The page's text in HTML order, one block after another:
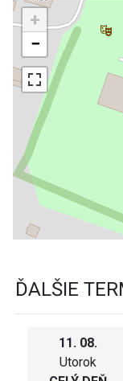
+
−
ĎALŠIE
11. 08.
Utorok